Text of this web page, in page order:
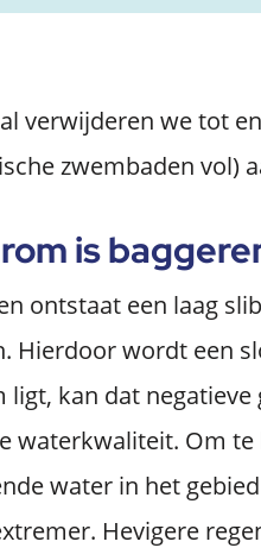
verwijderen we tot
zwembaden vol)
is
ontstaat een laag
Hierdoor wordt een
ligt, kan dat
waterkwaliteit. Om
water in het
Hevigere